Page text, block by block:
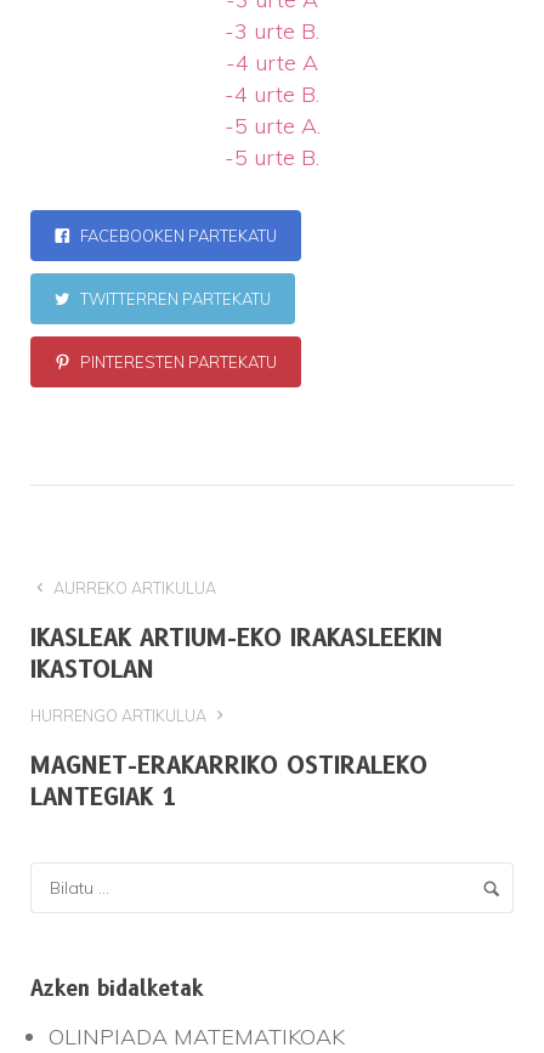
-3 urte B.
-4 urte A
-4 urte B.
-5 urte A.
-5 urte B.
FACEBOOKEN PARTEKATU
TWITTERREN PARTEKATU
PINTERESTEN PARTEKATU
AURREKO ARTIKULUA
IKASLEAK ARTIUM-EKO IRAKASLEEKIN
IKASTOLAN
HURRENGO ARTIKULUA
MAGNET-ERAKARRIKO OSTIRALEKO
LANTEGIAK 1
Azken bidalketak
OLINPIADA MATEMATIKOAK